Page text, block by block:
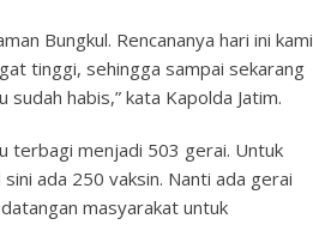
Bungkul. Rencananya hari ini kami
tinggi, sehingga sampai sekarang
habis,” kata Kapolda Jatim.
terbagi menjadi 503 gerai. Untuk
ada 250 vaksin. Nanti ada gerai
masyarakat untuk